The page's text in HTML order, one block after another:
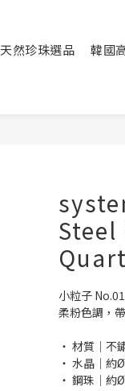
天然珍珠選品
韓國
小粒子
柔粉色調，
‧ 材質│不
‧ 水晶│約
‧ 鋼珠│約